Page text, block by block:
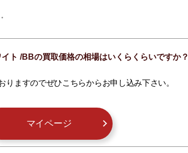
ト /BBの買取価格の相場はいくらくらいですか？
ますのでぜひこちらからお申し込み下さい。
マイページ